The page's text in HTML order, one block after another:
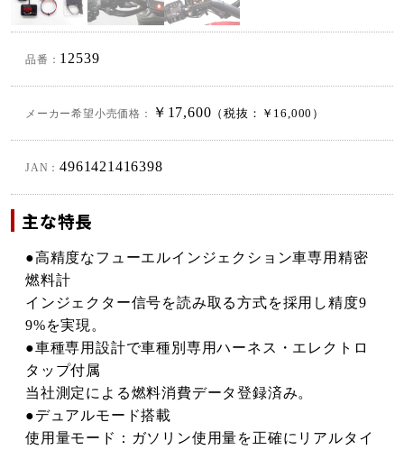
品番： 12539
メーカー希望小売価格： ￥17,600 （税抜：￥16,000）
JAN：4961421416398
主な特長
●高精度なフューエルインジェクション車専用精密
燃料計
インジェクター信号を読み取る方式を採用し精度9
9%を実現。
●車種専用設計で車種別専用ハーネス・エレクトロ
タップ付属
当社測定による燃料消費データ登録済み。
●デュアルモード搭載
使用量モード：ガソリン使用量を正確にリアルタイ